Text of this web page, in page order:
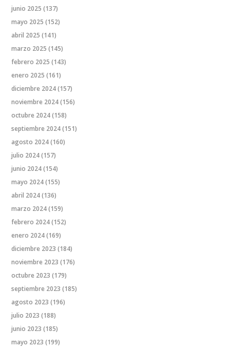
junio 2025 (137)
mayo 2025 (152)
abril 2025 (141)
marzo 2025 (145)
febrero 2025 (143)
enero 2025 (161)
diciembre 2024(157)
noviembre 2024(156)
octubre 2024(158)
septiembre 2024(151)
agosto 2024(160)
julio 2024(157)
junio 2024(154)
mayo 2024(155)
abril 2024(136)
marzo 2024(159)
febrero 2024(152)
enero 2024(169)
diciembre 2023 (184)
noviembre 2023 (176)
octubre 2023 (179)
septiembre 2023 (185)
agosto 2023 (196)
julio 2023 (188)
junio 2023 (185)
mayo 2023 (199)